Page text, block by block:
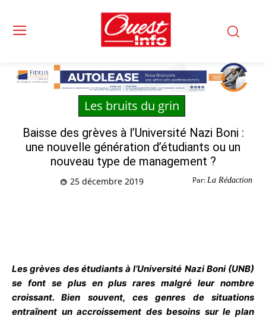
Les bruits du grin
Baisse des grèves à l’Université Nazi Boni :
une nouvelle génération d’étudiants ou un
nouveau type de management ?
Par: La Rédaction
25 décembre 2019
Les grèves des étudiants à l’Université Nazi Boni (UNB)
se font se plus en plus rares malgré leur nombre
croissant. Bien souvent, ces genres de situations
entraînent un accroissement des besoins sur le plan